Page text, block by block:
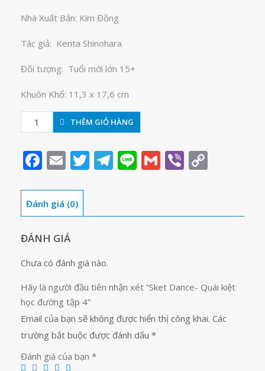
Nhà Xuất Bản: Kim Đồng
Tác giả: Kenta Shinohara
Đối tượng: Tuổi mới lớn 15+
Khuôn Khổ: 11,3 x 17,6 cm
Sket
Dance-
kiệt
đường
tập
số
THÊM GIỎ HÀNG
Facebook
EmailTwitter
Telegram
LineGmail
Viber
Đánh giá (0)
ĐÁNH GIÁ
Chưa có đánh giá nào.
Hãy là người đầu tiên nhận xét “Sket Dance- Quái kiệt
học đường tập 4”
Email của bạn sẽ không được hiển thị công khai. Các
trường bắt buộc được đánh dấu *
Đánh giá của bạn *